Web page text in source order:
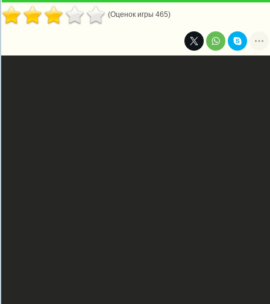
(Оценок игры 465)